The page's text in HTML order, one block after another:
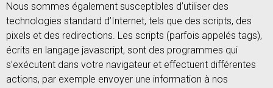
Nous sommes également susceptibles d’utiliser des
technologies standard d’Internet, tels que des scripts, des
pixels et des redirections. Les scripts (parfois appelés tags),
écrits en langage javascript, sont des programmes qui
s’exécutent dans votre navigateur et effectuent différentes
actions, par exemple envoyer une information à nos